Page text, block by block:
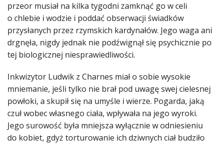
przeor musiał na kilka tygodni zamknąć go w celi
o chlebie i wodzie i poddać obserwacji świadków
przysłanych przez rzymskich kardynałów. Jego waga ani
drgnęła, nigdy jednak nie podźwignął się psychicznie po
tej biologicznej niesprawiedliwości.
Inkwizytor Ludwik z Charnes miał o sobie wysokie
mniemanie, jeśli tylko nie brał pod uwagę swej cielesnej
powłoki, a skupił się na umyśle i wierze. Pogarda, jaką
czuł wobec własnego ciała, wpływała na jego wyroki.
Jego surowość była mniejsza wyłącznie w odniesieniu
do kobiet, gdyż torturowanie ich dziwnych ciał budziło